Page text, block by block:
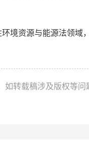
境资源与能源法领域
如转载稿涉及版权等问